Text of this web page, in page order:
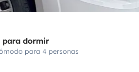
para dormir
para 4 personas